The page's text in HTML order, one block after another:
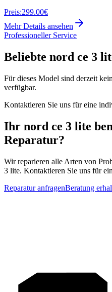
Preis:299.00€
Mehr Details ansehen
Professioneller Service
Beliebte nord ce 3
Für dieses Model sind derzeit
verfügbar.
Kontaktieren Sie uns für eine
Ihr nord ce 3 lite
Reparatur?
Wir reparieren alle Arten von
3 lite. Kontaktieren Sie uns für
Reparatur anfragenBeratung